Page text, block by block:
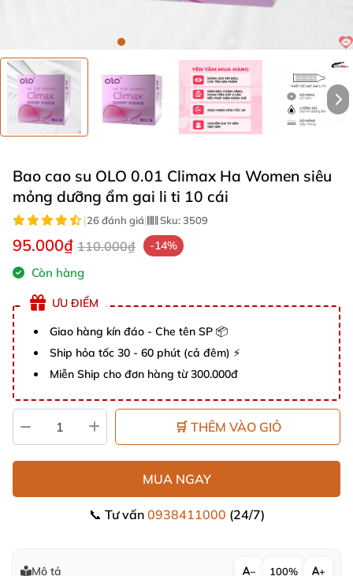
Bao cao su OLO 0.01 Climax Ha Women siêu
mỏng dưỡng ẩm gai li ti 10 cái
|26 đánh giá| Sku:3509
95.000₫ 110.000₫ -14%
Còn hàng
ƯU ĐIỂM
Giao hàng kín đáo - Che tên SP 📦
Ship hỏa tốc 30 - 60 phút (cả đêm) ⚡
Miễn Ship cho đơn hàng từ 300.000đ
🛒 THÊM VÀO GIỎ
MUA NGAY
📞 Tư vấn 0938411000 (24/7)
Mô tả − 100% +